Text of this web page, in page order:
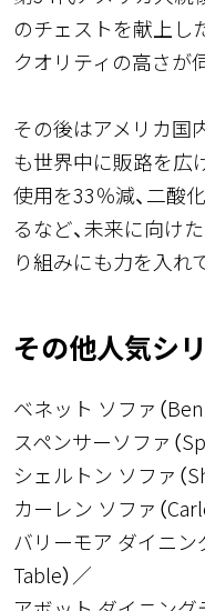
のチェストを献上し
クオリティの高さが
その後はアメリカ国
も世界中に販路を広
使用を33％減、二酸
るなど、未来に向け
り組みにも力を入れ
その他人気シ
ベネット ソファ（
スペンサーソファ（
シェルトン ソファ（
カーレン ソファ（
バリーモア ダイニ
Table）